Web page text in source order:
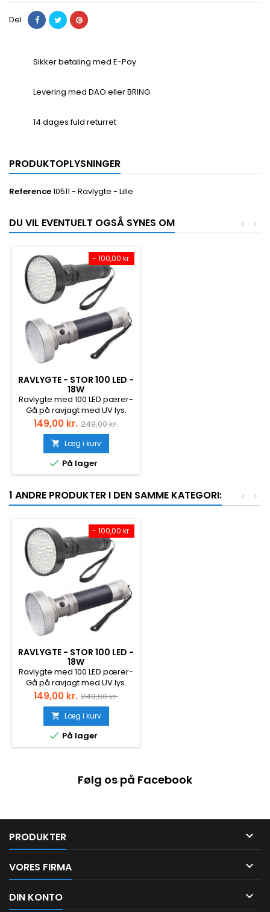
Del
Sikker betaling med E-Pay
Levering med DAO eller BRING.
14 dages fuld returret
PRODUKTOPLYSNINGER
Reference10511 - Ravlygte - Lille
DU VIL EVENTUELT OGSÅ SYNES OM >
<
- 100,00 kr.
RAVLYGTE - STOR 100 LED -
18W
Ravlygte med 100 LED pærer-
Gå på ravjagt med UV lys.
Batteri: 6 x AA batteri (ikke
inkluderet)Batterilevetid: Ca.
6-8 timer på 6 AA
batterierHoved Diameter: Ca.
74 mmKropsdiameter: Ca. 36
mmLængde: ca.175
eller Sølv (Assorteret)Effekt:
18 Watt ADVARSEL: Husk aldrig
andre i øjnene med UV lys.
Pris
149,00 kr. Normalpris
249,00 kr.
 Læg i kurv
 På lager
1 ANDRE PRODUKTER I DEN SAMME KATEGORI: >
<
- 100,00 kr.
RAVLYGTE - STOR 100 LED -
18W
Ravlygte med 100 LED pærer-
Gå på ravjagt med UV lys.
Batteri: 6 x AA batteri (ikke
inkluderet)Batterilevetid: Ca.
6-8 timer på 6 AA
batterierHoved Diameter: Ca.
74 mmKropsdiameter: Ca. 36
mmLængde: ca.175
18 Watt ADVARSEL: Husk aldrig
Pris
149,00 kr. Normalpris
249,00 kr.
 Læg i kurv
 På lager
Følg os på Facebook
PRODUKTER 
VORES FIRMA 
DIN KONTO 